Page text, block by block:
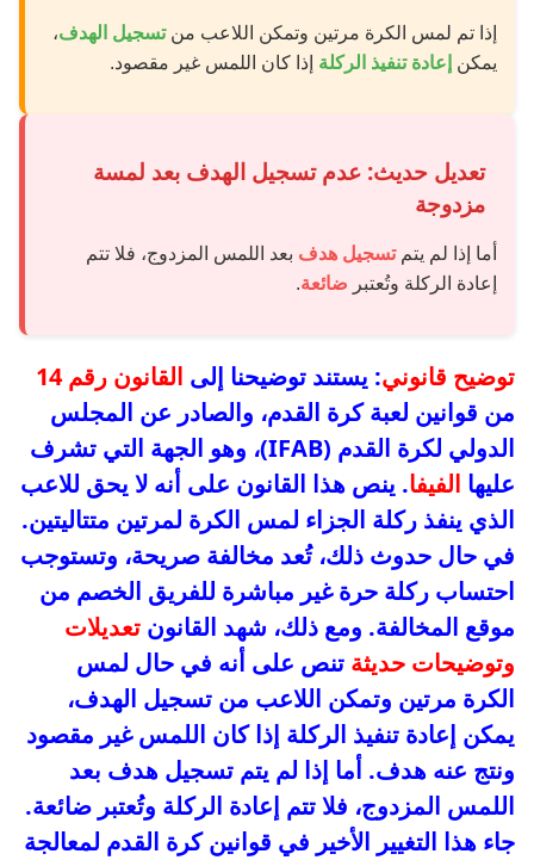
إذا تم لمس الكرة مرتين وتمكن اللاعب منتسجيل الهدف،
يمكن إعادة تنفيذ الركلة إذا كان اللمس غير مقصود.
تعديل حديث: عدم تسجيل الهدف بعد لمسة
مزدوجة
أما إذا لم يتمتسجيل هدف بعد اللمس المزدوج، فلا تتم
إعادة الركلة وتُعتبر ضائعة.
توضيح قانوني: يستند توضيحنا إلى القانون رقم 14
من قوانين لعبة كرة القدم، والصادر عن المجلس
الدولي لكرة القدم (IFAB)، وهو الجهة التي تشرف
عليها الفيفا. ينص هذا القانون على أنه لا يحق للاعب
الذي ينفذ ركلة الجزاء لمس الكرة لمرتين متتاليتين.
في حال حدوث ذلك، تُعد مخالفة صريحة، وتستوجب
احتساب ركلة حرة غير مباشرة للفريق الخصم من
موقع المخالفة. ومع ذلك، شهد القانون تعديلات
وتوضيحات حديثة تنص على أنه في حال لمس
الكرة مرتين وتمكن اللاعب من تسجيل الهدف،
يمكن إعادة تنفيذ الركلة إذا كان اللمس غير مقصود
ونتج عنه هدف. أما إذا لم يتم تسجيل هدف بعد
اللمس المزدوج، فلا تتم إعادة الركلة وتُعتبر ضائعة.
جاء هذا التغيير الأخير في قوانين كرة القدم لمعالجة